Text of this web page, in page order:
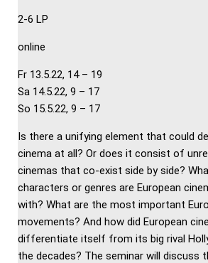
2-6 LP
online
Fr 13.5.22, 14 – 19
Sa 14.5.22, 9 – 17
So 15.5.22, 9 – 17
Is there a unifying element that could
cinema at all? Or does it consist of
cinemas that co-exist side by side?
characters or genres are European
with? What are the most important
movements? And how did European
differentiate itself from its big rival
the decades? The seminar will discuss